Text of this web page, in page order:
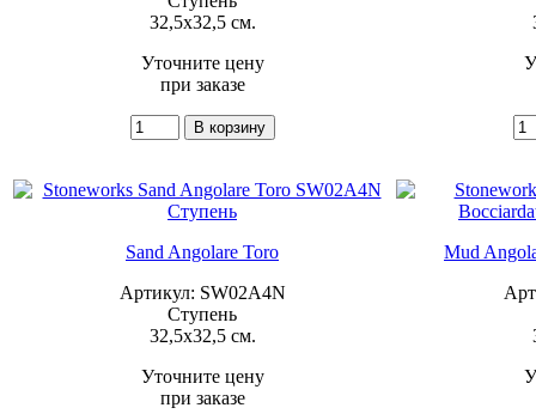
32,5x32,5 см.
Уточните цену
при заказе
Sand Angolare Toro
Артикул: SW02A4N
Ступень
32,5x32,5 см.
Уточните цену
при заказе
Mud